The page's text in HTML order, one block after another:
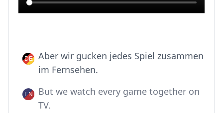
Aber wir gucken jedes Spiel zusammen
im Fernsehen.
But we watch every game together on
TV.